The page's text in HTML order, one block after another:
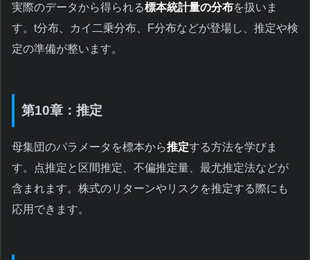
実際のデータから得られる標本統計量の分布を扱いま
す。t分布、カイ二乗分布、F分布などが登場し、推定や検
定の準備が整います。
第10章：推定
母集団のパラメータを標本から推定する方法を学びま
す。点推定と区間推定、不偏推定量、最尤推定法などが
含まれます。株式のリターンやリスクを推定する際にも
応用できます。